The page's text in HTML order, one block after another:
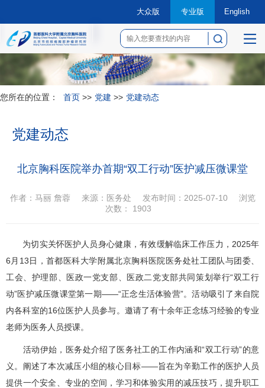
大众版 专业版 English
菜
您所在的位置： 首页 >> 党建 >> 党建动态
党建动态
北京胸科医院举办首期“双工行动”医护减压微课堂
作者：马丽 詹蓉 来源：医务处 发布时间：2025-07-10
浏览
次数： 1903
为切实关怀医护人员身心健康，有效缓解临床工作压力，2025年
6月13日，首都医科大学附属北京胸科医院 医务处社工团队与团委
工会
护理部 、医政一党支部、医政二党支部共同策划举行“双工行
动”医护减压微课堂第一期——“正念生活体验营”。活动吸引了来自院
内各科室的16位医护人员参与。邀请了有十余年正念练习经验的专业
老师为医务人员授课。
活动伊始， 医务处介绍了医务社工的工作内涵和“双工行动”的意
义。阐述了本次减压小组的核心目标——旨在为辛勤工作的医护人员
提供一个安全、专业的空间，学习和体验实用的减压技巧，提升职工